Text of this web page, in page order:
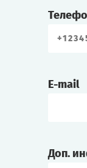
E-mail
Доп.